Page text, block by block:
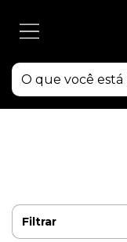
Filtrar